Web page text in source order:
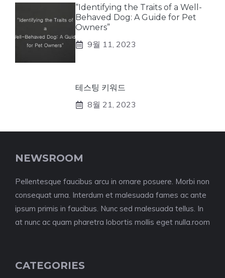
“Identifying the Traits of a Well-
Behaved Dog: A Guide for Pet
Owners”
9월 11, 2023
테스팅 키워드
8월 21, 2023
NEWSROOM
Pellentesque faucibus arcu in ornare posuere. Morbi non
consequat urna. Interdum et malesuada fames ac ante
ipsum primis in faucibus. Nunc sed malesuada tellus. In
at nunc ac quam pharetra lobortis mollis eget nulla.room
CATEGORIES